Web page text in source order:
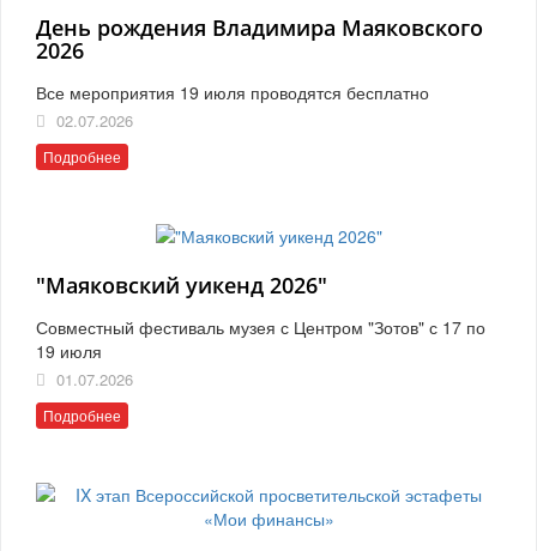
День рождения Владимира Маяковского
2026
Все мероприятия 19 июля проводятся бесплатно
02.07.2026
Подробнее
"Маяковский уикенд 2026"
Совместный фестиваль музея с Центром "Зотов" с 17 по
19 июля
01.07.2026
Подробнее